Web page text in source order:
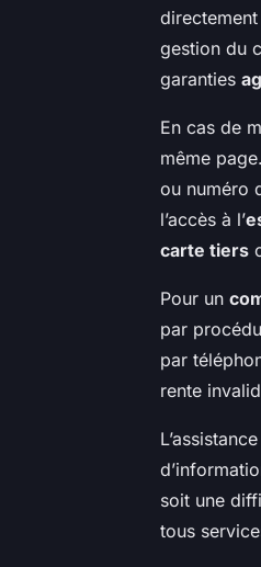
gestion du
garanties
En cas de
même
ou numéro
l’accès à l’
carte tiers
Pour un
par
par
rente
soit une
tous